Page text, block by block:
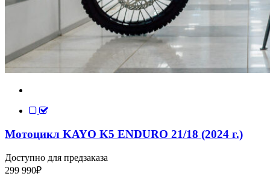
Мотоцикл KAYO K5 ENDURO 21/18 (2024 г.)
Доступно для предзаказа
299 990₽